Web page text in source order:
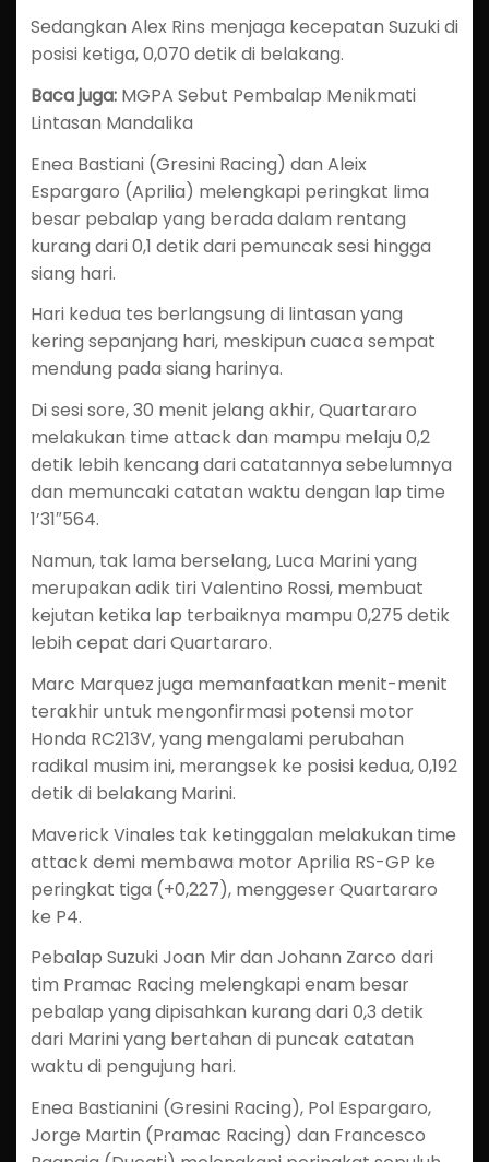
Sedangkan Alex Rins menjaga kecepatan Suzuki di
posisi ketiga, 0,070 detik di belakang.
Baca juga: MGPA Sebut Pembalap Menikmati
Lintasan Mandalika
Enea Bastiani (Gresini Racing) dan Aleix
Espargaro (Aprilia) melengkapi peringkat lima
besar pebalap yang berada dalam rentang
kurang dari 0,1 detik dari pemuncak sesi hingga
siang hari.
Hari kedua tes berlangsung di lintasan yang
kering sepanjang hari, meskipun cuaca sempat
mendung pada siang harinya.
Di sesi sore, 30 menit jelang akhir, Quartararo
melakukan time attack dan mampu melaju 0,2
detik lebih kencang dari catatannya sebelumnya
dan memuncaki catatan waktu dengan lap time
1’31″564.
Namun, tak lama berselang, Luca Marini yang
merupakan adik tiri Valentino Rossi, membuat
kejutan ketika lap terbaiknya mampu 0,275 detik
lebih cepat dari Quartararo.
Marc Marquez juga memanfaatkan menit-menit
terakhir untuk mengonfirmasi potensi motor
Honda RC213V, yang mengalami perubahan
radikal musim ini, merangsek ke posisi kedua, 0,192
detik di belakang Marini.
Maverick Vinales tak ketinggalan melakukan time
attack demi membawa motor Aprilia RS-GP ke
peringkat tiga (+0,227), menggeser Quartararo
ke P4.
Pebalap Suzuki Joan Mir dan Johann Zarco dari
tim Pramac Racing melengkapi enam besar
pebalap yang dipisahkan kurang dari 0,3 detik
dari Marini yang bertahan di puncak catatan
waktu di pengujung hari.
Enea Bastianini (Gresini Racing), Pol Espargaro,
Jorge Martin (Pramac Racing) dan Francesco